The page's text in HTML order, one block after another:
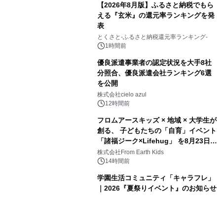
【2026年8月版】ふるさと納税でもら
える『玄米』の還元率ランキングを発
表
とくさと-ふるさと納税還元率ランキング-
1時間前
優良派遣事業者の認定状況を大手8社
分照合、優良派遣会社ランキング6選
を公開
株式会社cielo azul
12時間前
フロムアースキッズ × 地域 × 大学生が
創る、 子どもたちの「自育」イベント
「諸福ジーク×Lifehug」 を8月23日
(日)開催
株式会社From Earth Kids
14時間前
学園生活コミュニティ「キャラフレ」
｜2026『夏祭りイベント』のお知らせ